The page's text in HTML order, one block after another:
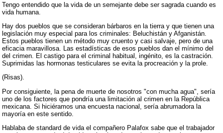
Tengo entendido que la vida de un semejante debe ser sagrada cuando es
vida humana.
Hay dos pueblos que se consideran bárbaros en la tierra y que tienen una
legislación muy especial para los criminales: Beluchistán y Afganistán.
Estos pueblos tienen un método muy cruento y casi salvaje, pero de una
eficacia maravillosa. Las estadísticas de esos pueblos dan el mínimo del
del crimen. El castigo para el criminal habitual, ingénito, es la castración.
Suprimidas las hormonas testiculares se evita la procreación y la prole.
(Risas).
Por consiguiente, la pena de muerte de nosotros "con mucha agua", sería
uno de los factores que pondría una limitación al crimen en la República
mexicana. Si hiciéramos una encuesta nacional, sería abrumadora la
mayoría en este sentido.
Hablaba de standard de vida el compañero Palafox sabe que el trabajador